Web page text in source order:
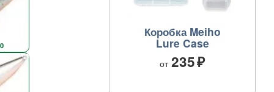
Коробка Meiho
Lure Case
от 235